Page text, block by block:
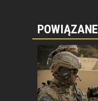
POWIĄZANE